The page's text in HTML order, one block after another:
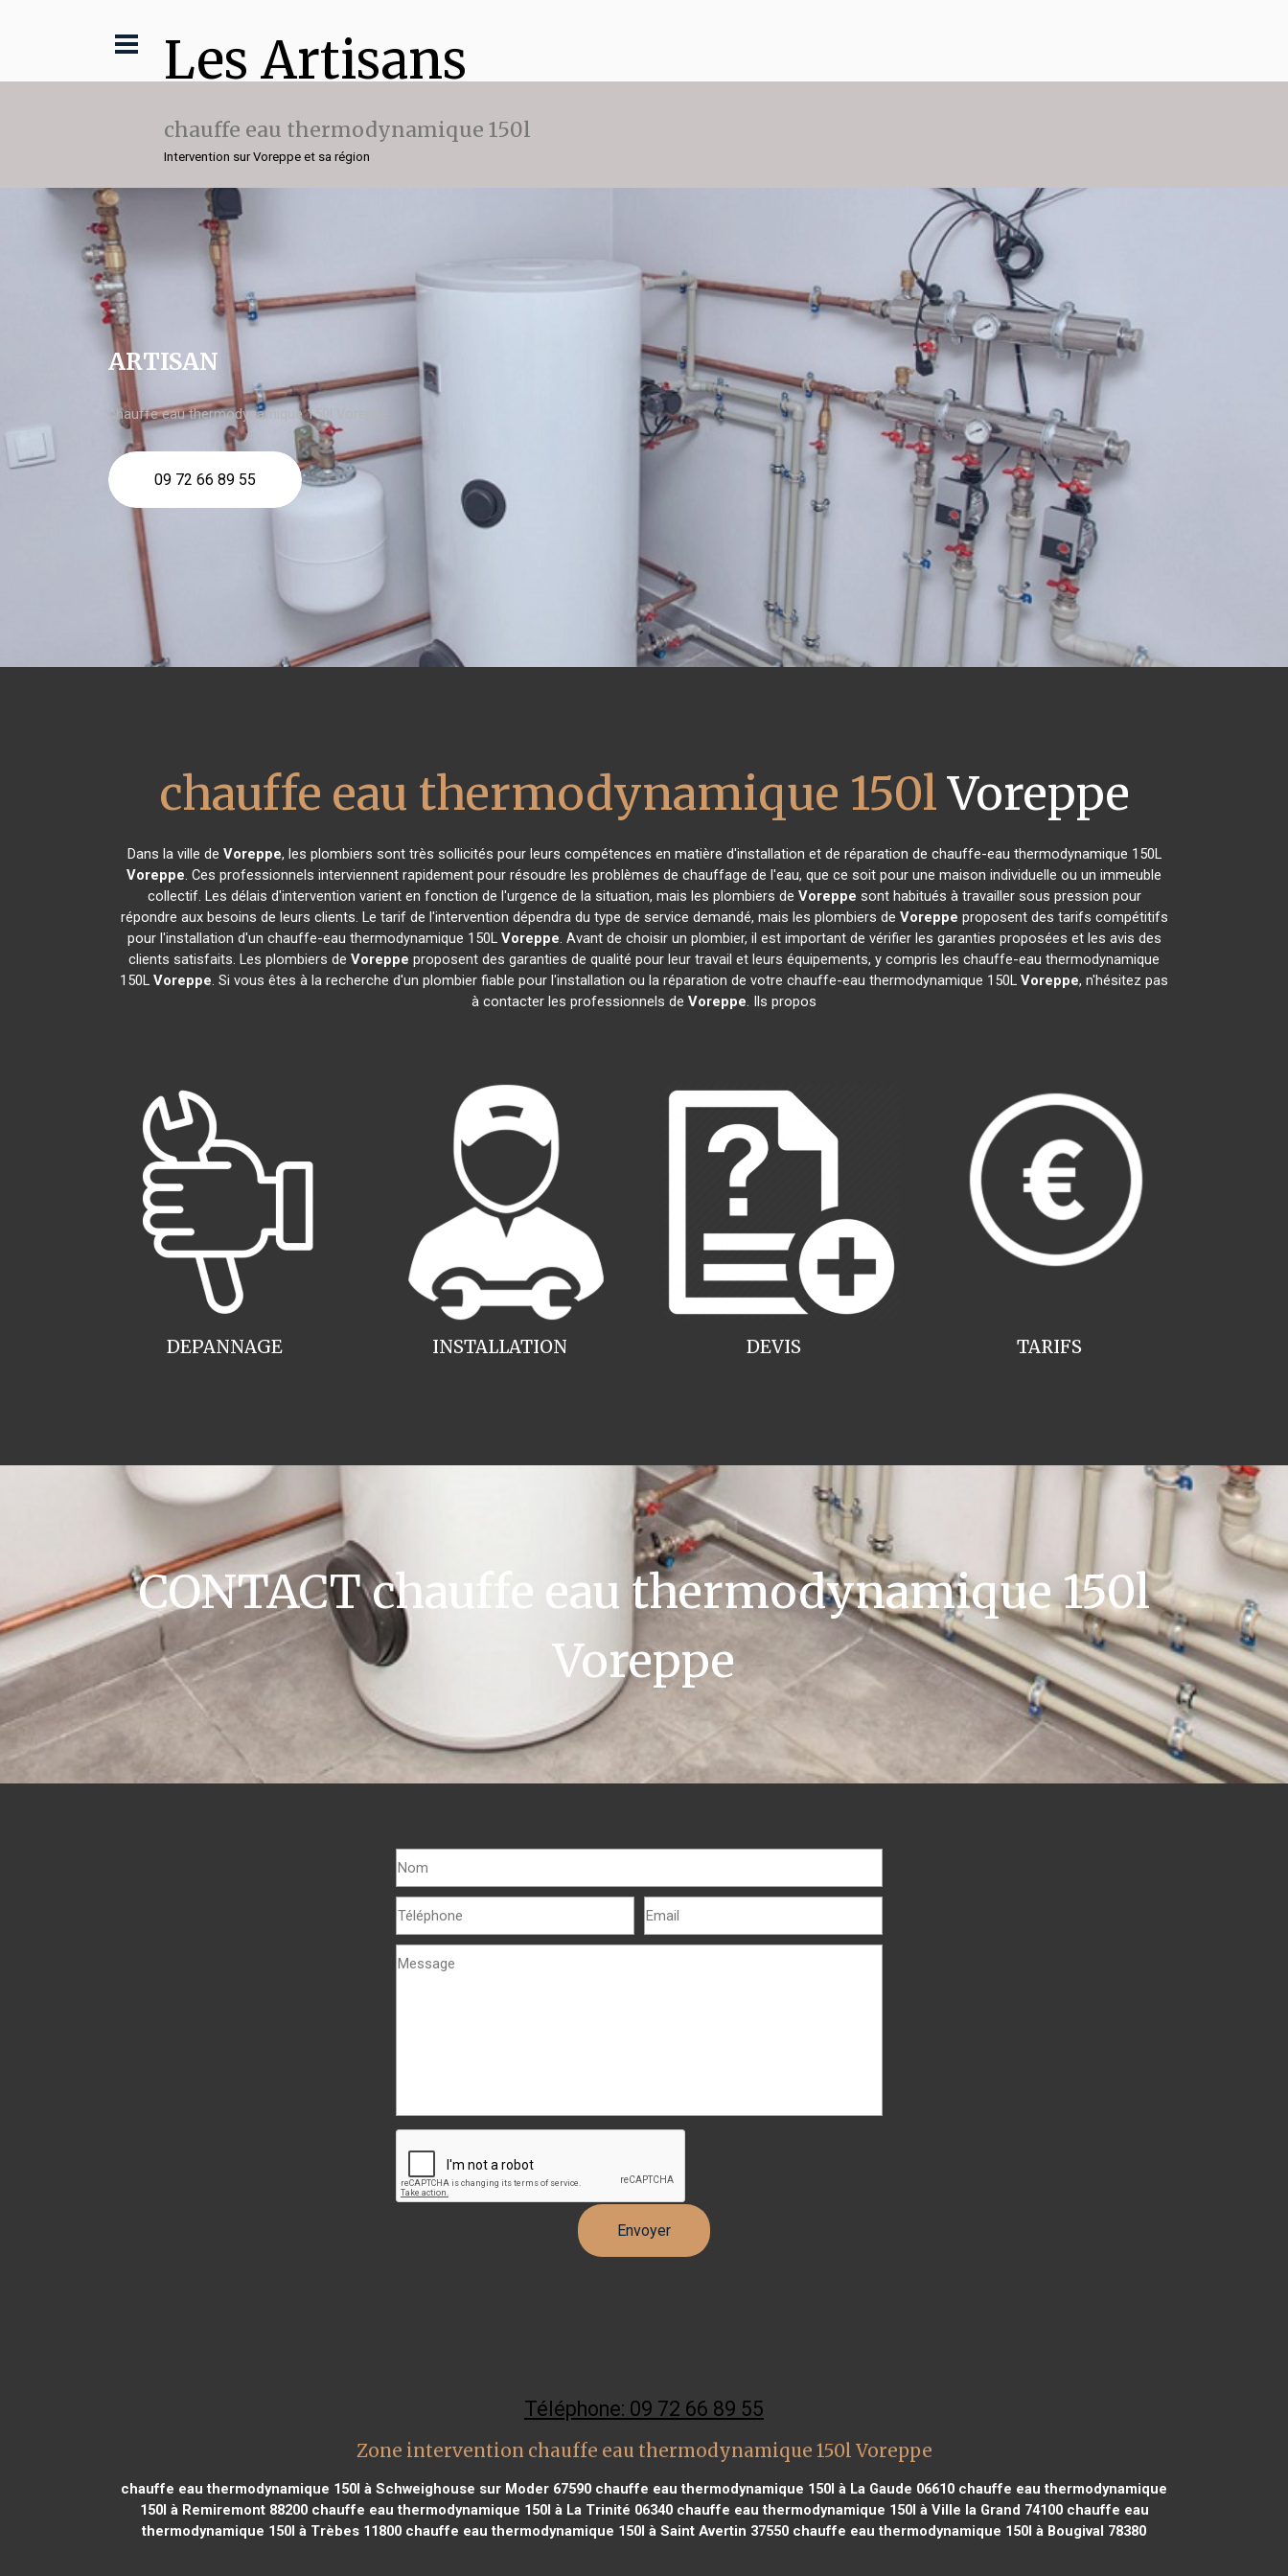
Les Artisans
chauffe eau thermodynamique 150l
Intervention sur Voreppe et sa région
ARTISAN
chauffe eau thermodynamique 150l Voreppe
09 72 66 89 55
chauffe eau thermodynamique 150lVoreppe
Dans la ville de Voreppe, les plombiers sont très sollicités pour leurs compétences en matière d'installation et de réparation de chauffe-eau thermodynamique 150L
Voreppe. Ces professionnels interviennent rapidement pour résoudre les problèmes de chauffage de l'eau, que ce soit pour une maison individuelle ou un immeuble
collectif. Les délais d'intervention varient en fonction de l'urgence de la situation, mais les plombiers de Voreppe sont habitués à travailler sous pression pour
répondre aux besoins de leurs clients. Le tarif de l'intervention dépendra du type de service demandé, mais les plombiers de Voreppe proposent des tarifs compétitifs
pour l'installation d'un chauffe-eau thermodynamique 150L Voreppe. Avant de choisir un plombier, il est important de vérifier les garanties proposées et les avis des
clients satisfaits. Les plombiers de Voreppe proposent des garanties de qualité pour leur travail et leurs équipements, y compris les chauffe-eau thermodynamique
150L Voreppe. Si vous êtes à la recherche d'un plombier fiable pour l'installation ou la réparation de votre chauffe-eau thermodynamique 150L Voreppe, n'hésitez pas
à contacter les professionnels de Voreppe. Ils propos
INSTALLATION
DEPANNAGE TARIFS
DEVIS
CONTACT chauffe eau thermodynamique 150l
Voreppe
Téléphone: 09 72 66 89 55
Zone intervention chauffe eau thermodynamique 150l Voreppe
chauffe eau thermodynamique 150l à Schweighouse sur Moder 67590 chauffe eau thermodynamique 150l à La Gaude 06610 chauffe eau thermodynamique
150l à Remiremont 88200chauffe eau thermodynamique 150l à La Trinité 06340chauffe eau thermodynamique 150l à Ville la Grand 74100chauffe eau
thermodynamique 150l à Trèbes 11800 chauffe eau thermodynamique 150l à Saint Avertin 37550 chauffe eau thermodynamique 150l à Bougival 78380